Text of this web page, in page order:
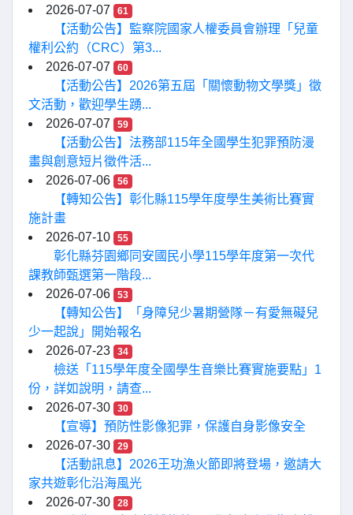
2026-07-07
61
【活動公告】監察院國家人權委員會辦理「兒童
權利公約（CRC）第3...
2026-07-07
60
【活動公告】2026第五屆「關懷動物文學獎」徵
文活動，歡迎學生踴...
2026-07-07
59
【活動公告】法務部115年全國學生犯罪預防漫
畫與創意短片徵件活...
2026-07-06
56
【轉知公告】彰化縣115學年度學生美術比賽實
施計畫
2026-07-10
55
彰化縣芬園鄉同安國民小學115學年度第一次代
課教師甄選第一階段...
2026-07-06
53
【轉知公告】「身障兒少暑期營隊－有愛無礙兒
少一起說」開始報名
2026-07-23
34
檢送「115學年度全國學生音樂比賽實施要點」1
份，詳如說明，請查...
2026-07-30
30
【宣導】預防性影像犯罪，保護自身影像安全
2026-07-30
29
【活動訊息】2026王功漁火節即將登場，邀請大
家共遊彰化沿海風光
2026-07-30
28